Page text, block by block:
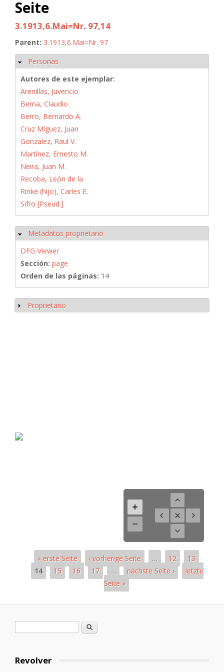
Seite
3.1913,6.Mai=Nr. 97,14
Parent: 3.1913,6.Mai=Nr. 97
Ocultar
Personas
Autores de este ejemplar:
Arenillas, Juvencio
Berna, Claudio
Berro, Bernardo A.
Cruz Míguez, Juan
Gonzalez, Raul V.
Martínez, Ernesto M.
Neira, Juan M.
Recoba, León de la
Rinke (hijo), Carles E.
Sifro [Pseud.]
Ocultar
Metadatos proprietario
DFG-Viewer
Sección: page
Orden de las páginas: 14
Mostrar
Proprietario
« erste Seite ‹ vorherige Seite … 12
13
14
15 16 17 … nächste Seite ›
letzte
Seite »
Formulario de búsqueda
Buscar
Revolver